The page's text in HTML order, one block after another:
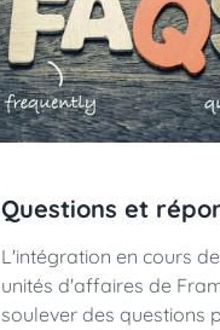
Questions et
L'intégration en cours
unités d'affaires de
soulever des questions